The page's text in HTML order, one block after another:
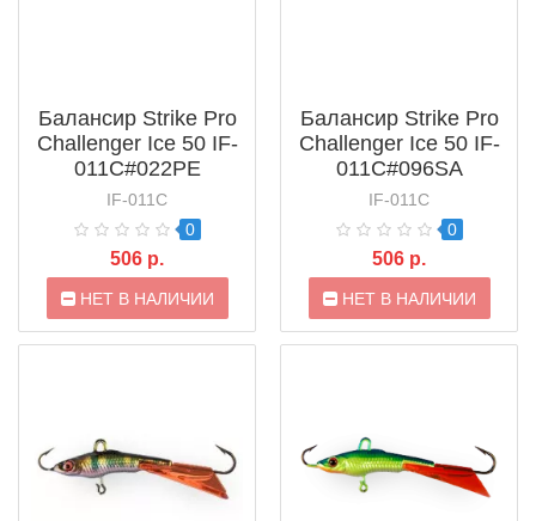
Балансир Strike Pro
Challenger Ice 50 IF-
011C#022PE
IF-011C
0
506 р.
НЕТ В НАЛИЧИИ
Балансир Strike Pro
Challenger Ice 50 IF-
011C#096SA
IF-011C
0
506 р.
НЕТ В НАЛИЧИИ